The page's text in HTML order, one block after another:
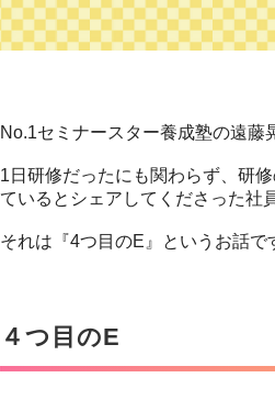
No.1セミナースター養成塾の遠藤
1日研修だったにも関わらず、研
ているとシェアしてくださった社
それは『4つ目のE』というお話で
４つ目のE